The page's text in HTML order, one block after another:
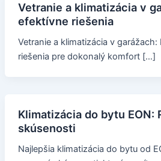
Vetranie a klimatizácia v
efektívne riešenia
Vetranie a klimatizácia v
riešenia pre dokonalý komfort […]
Klimatizácia do bytu EON:
skúsenosti
Najlepšia klimatizácia do bytu od